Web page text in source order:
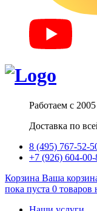
Работаем с 2005
Доставка по
8 (495) 767-52-
+7 (926) 604-00-
Корзина Ваша
пока пуста 0 товаров